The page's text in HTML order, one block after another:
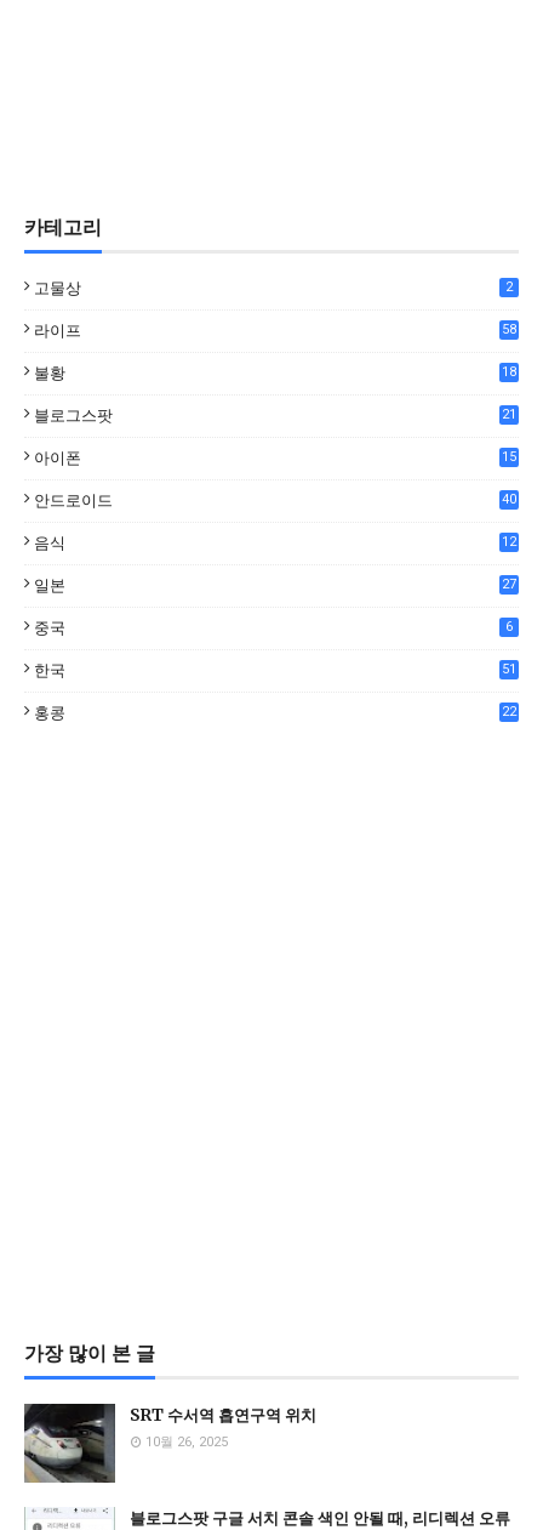
카테고리
고물상 2
라이프 58
불황
18
블로그스팟 21
아이폰 15
안드로이드 40
음식
12
일본 27
중국 6
한국 51
홍콩 22
가장 많이 본 글
SRT 수서역 흡연구역 위치
10월 26, 2025
블로그스팟 구글 서치 콘솔 색인 안될 때, 리디렉션 오류